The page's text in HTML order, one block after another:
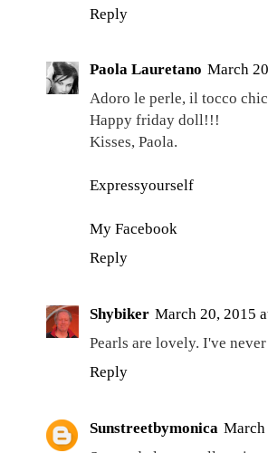
Reply
Paola Lauretano March
Adoro le perle, il tocco
Happy friday doll!!!
Kisses, Paola.
Expressyourself
My Facebook
Reply
Shybiker March 20, 2015
Pearls are lovely. I've
Reply
Sunstreetbymonica March